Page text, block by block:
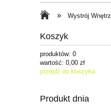
» Wystrój Wnętrz
Koszyk
produktów: 0
wartość: 0,00 zł
przejdź do koszyka
Produkt dnia